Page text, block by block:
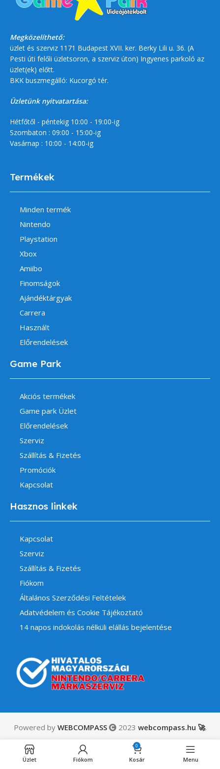
Megközelíthető:
üzlet és szerviz 1171 Budapest XVII. ker. Berky Lili u. 36. (A
Pesti úti felőli üzletsoron, a szerviz úton) Ingyenes parkoló az
üzlet(ek) előtt.
BKK buszmegálló: Kucorgó tér.
Üzletünk nyitvatartása:
Hétfőtől - péntekig 10:00 - 19:00-ig
Szombaton : 09:00 - 15:00-ig
Vasárnap : 10:00 - 14:00-ig
Termékek
Minden termék
Nintendo
Playstation
Xbox
Amiibo
Finomságok
Ajándéktárgyak
Carrera
Használt
Előrendelések
Game Park
Akciós termékek
Game park Üzlet
Előrendelések
Szerviz
Szállítás & Fizetés
Promóciók
Kapcsolat
Hasznos linkek
Kapcsolat
Szerviz
Szállítás & Fizetés
Fiókom
Általános Szerződési Feltételek
Adatvédelem és Cookie Tájékoztató
14 napos indokolás nélküli elállás bejelentése
Powered by WEBCOMPASS 2023 webcompass.hu 🚀.
ÁFÁ-t tartalmaz
Üzlet Fiókom
0
Kosár Menu